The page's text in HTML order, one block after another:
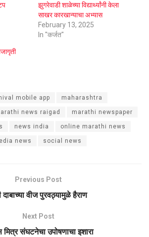
झुगरेवाडी शाळेच्या विद्यार्थ्यांनी केला
साखर कारखान्याचा अभ्यास
February 13, 2025
In "कर्जत"
mobile app maharashtra
news raigad marathi newspaper
news india online marathi news
news social news
Previous Post
दाबाच्या वीज पुरवठ्यामुळे हैराण
Next Post
मित्र संघटनेचा उपोषणाचा इशारा